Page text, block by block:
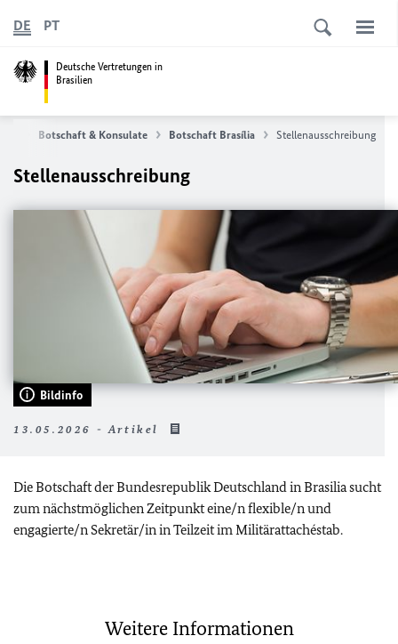
Deutsche Vertretungen in
Brasilien
DE PT
Botschaft & Konsulate Botschaft Brasília Stellenausschreibung
Stellenausschreibung
Bildinfo
13.05.2026 - Artikel
Die Botschaft der Bundesrepublik Deutschland in Brasilia sucht
zum nächstmöglichen Zeitpunkt eine/n flexible/n und
engagierte/n Sekretär/in in Teilzeit im Militärattachéstab.
Weitere Informationen